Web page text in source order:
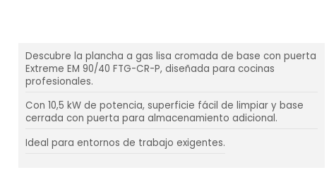
Descubre la plancha a gas lisa cromada de base con puerta
Extreme EM 90/40 FTG-CR-P, diseñada para cocinas
profesionales.
Con 10,5 kW de potencia, superficie fácil de limpiar y base
cerrada con puerta para almacenamiento adicional.
Ideal para entornos de trabajo exigentes.